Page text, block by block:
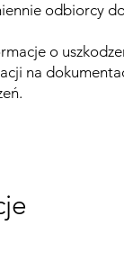
odbiorcy
o
na